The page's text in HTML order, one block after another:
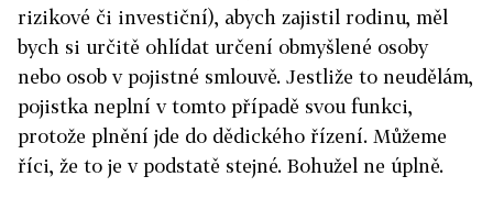
rizikové či investiční), abych zajistil rodinu, měl
bych si určitě ohlídat určení obmyšlené osoby
nebo osob v pojistné smlouvě. Jestliže to neudělám,
pojistka neplní v tomto případě svou funkci,
protože plnění jde do dědického řízení. Můžeme
říci, že to je v podstatě stejné. Bohužel ne úplně.